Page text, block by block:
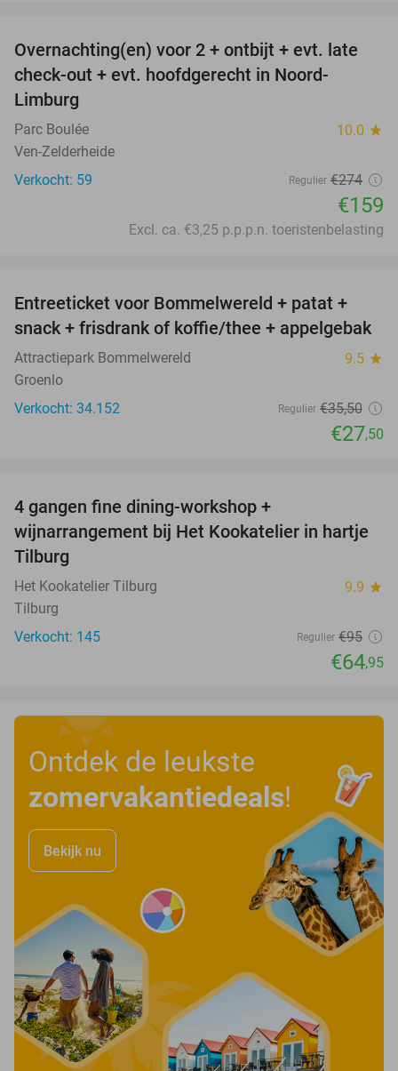
42%
Overnachting(en) voor 2 + ontbijt + evt. late
check-out + evt. hoofdgerecht in Noord-
Limburg
Parc Boulée 10.0 star
Ven-Zelderheide
Verkocht: 59
Regulier €274
€159
Excl. ca. €3,25 p.p.p.n. toeristenbelasting
23%
Entreeticket voor Bommelwereld + patat +
snack + frisdrank of koffie/thee + appelgebak
Attractiepark Bommelwereld 9.5 star
Groenlo
Verkocht: 34.152
Regulier €35,50
€27,50
4 gangen fine dining-workshop +
wijnarrangement bij Het Kookatelier in hartje
Tilburg
Het Kookatelier Tilburg 9.9 star
Tilburg
Verkocht: 145
Regulier €95
€64,95
Ontdek de leukste
zomervakantiedeals!
Bekijk nu